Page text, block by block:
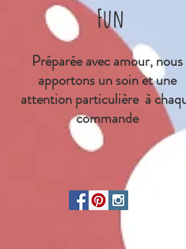
Fun
Préparée avec amour, nous
apportons un soin et une
attention particulière à
commande